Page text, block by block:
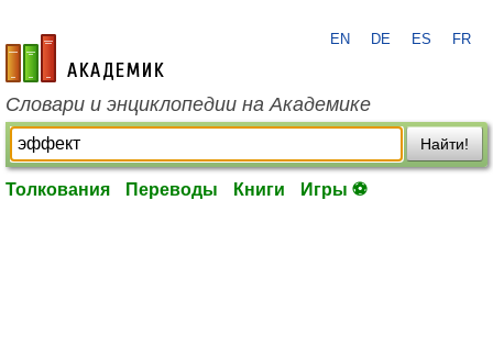
academic.ru
EN DE ES FR
Словари и энциклопедии на Академике
Найти!
Толкования Переводы Книги Игры ⚽